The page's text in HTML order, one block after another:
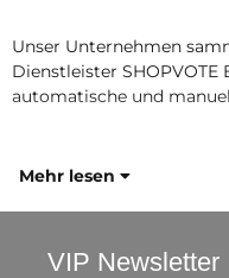
Unser Unternehmen
Dienstleister SHOPVOTE
automatische und
Mehr lesen
VIP Newsletter